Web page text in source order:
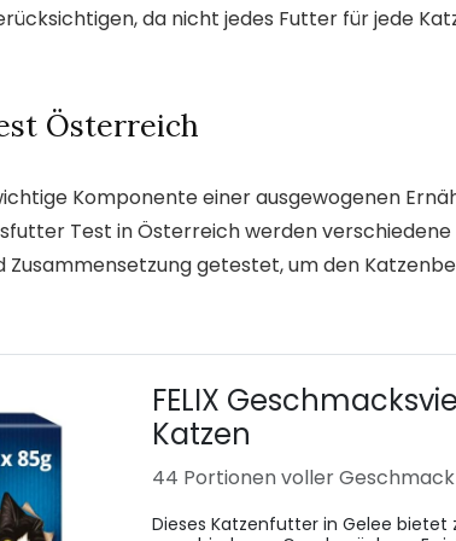
da nicht jedes Futter für jede
Österreich
Komponente einer ausgewogenen
Test in Österreich werden
Zusammensetzung getestet, um den
FELIX
Katzen
44 Portionen voller Geschmack
Dieses Katzenfutter in Gelee